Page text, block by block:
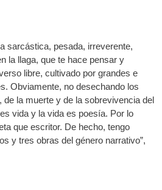
sarcástica, pesada, irreverente,
la llaga, que te hace pensar y
libre, cultivado por grandes e
Obviamente, no desechando los
de la muerte y de la sobrevivencia del
vida y la vida es poesía. Por lo
que escritor. De hecho, tengo
y tres obras del género narrativo”,